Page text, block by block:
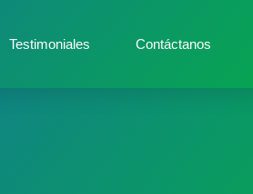
Testimoniales Contáctanos